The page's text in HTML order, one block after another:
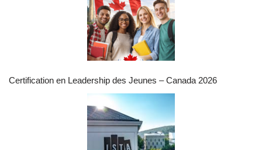
Certification en Leadership des Jeunes – Canada 2026